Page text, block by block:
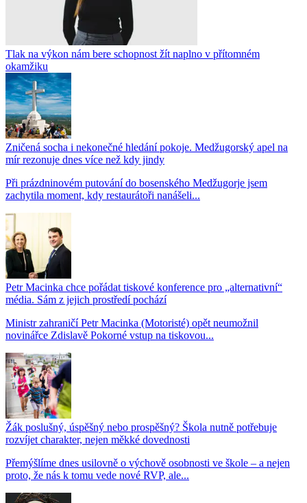
Tlak na výkon nám bere schopnost žít naplno v přítomném
okamžiku
Zničená socha i nekonečné hledání pokoje. Medžugorský apel na
mír rezonuje dnes více než kdy jindy
Při prázdninovém putování do bosenského Medžugorje jsem
zachytila moment, kdy restaurátoři nanášeli...
Petr Macinka chce pořádat tiskové konference pro „alternativní“
média. Sám z jejich prostředí pochází
Ministr zahraničí Petr Macinka (Motoristé) opět neumožnil
novinářce Zdislavě Pokorné vstup na tiskovou...
Žák poslušný, úspěšný nebo prospěšný? Škola nutně potřebuje
rozvíjet charakter, nejen měkké dovednosti
Přemýšlíme dnes usilovně o výchově osobnosti ve škole – a nejen
proto, že nás k tomu vede nové RVP, ale...